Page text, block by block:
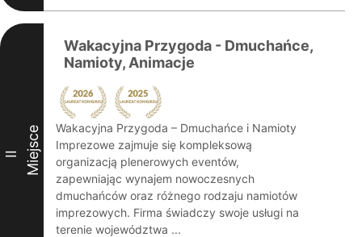
II Miejsce
Wakacyjna Przygoda - Dmuchańce,
Namioty, Animacje
Wakacyjna Przygoda – Dmuchańce i Namioty
Imprezowe zajmuje się kompleksową
organizacją plenerowych eventów,
zapewniając wynajem nowoczesnych
dmuchańców oraz różnego rodzaju namiotów
imprezowych. Firma świadczy swoje usługi na
terenie województwa ...